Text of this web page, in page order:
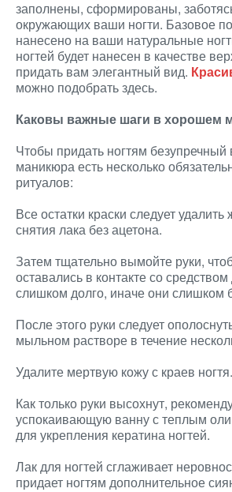
заполнены, сформированы,
окружающих ваши ногти. Базовое
нанесено на ваши натуральные
ногтей будет нанесен в качестве
придать вам элегантный вид.
можно подобрать здесь.
Каковы важные шаги в хорошем
Чтобы придать ногтям
маникюра есть несколько
ритуалов:
Все остатки краски следует
снятия лака без ацетона.
Затем тщательно вымойте руки,
оставались в контакте со
слишком долго, иначе они слишком
После этого руки следует
мыльном растворе в течение
Удалите мертвую кожу с краев ногтя.
Как только руки высохнут,
успокаивающую ванну с теплым
для укрепления кератина ногтей.
Лак для ногтей сглаживает
придает ногтям дополнительное